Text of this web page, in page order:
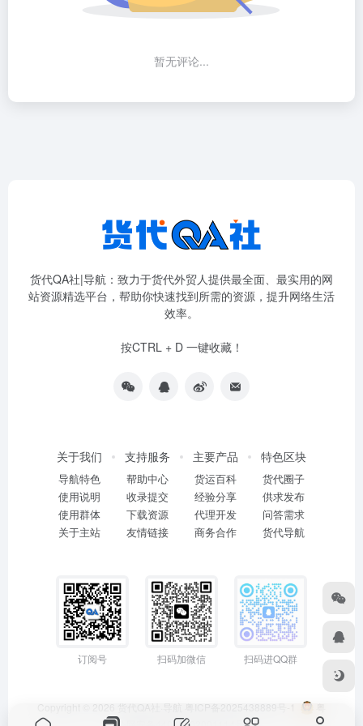
暂无评论...
货代QA社|导航：致力于货代外贸人提供最全面、最实用的网
站资源精选平台，帮助你快速找到所需的资源，提升网络生活
效率。
按CTRL + D 一键收藏！
关于我们
导航特色
使用说明
使用群体
关于主站
支持服务
帮助中心
收录提交
下载资源
友情链接
主要产品
货运百科
经验分享
代理开发
商务合作
特色区块
货代圈子
供求发布
问答需求
货代导航
订阅号 扫码加微信 扫码进QQ群
Copyright © 2026 货代QA社·导航 粤ICP备2025438889号-1
粤